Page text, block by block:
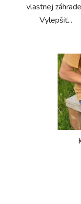
vlastnej
Vylepšiť...